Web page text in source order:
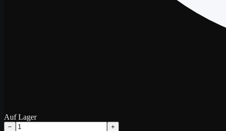
Auf Lager
− +